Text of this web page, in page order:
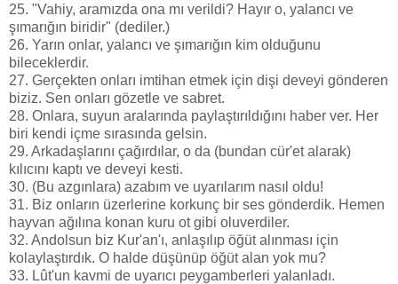
25. "Vahiy, aramızda ona mı verildi? Hayır o, yalancı ve
şımarığın biridir" (dediler.)
26. Yarın onlar, yalancı ve şımarığın kim olduğunu
bileceklerdir.
27. Gerçekten onları imtihan etmek için dişi deveyi gönderen
biziz. Sen onları gözetle ve sabret.
28. Onlara, suyun aralarında paylaştırıldığını haber ver. Her
biri kendi içme sırasında gelsin.
29. Arkadaşlarını çağırdılar, o da (bundan cür'et alarak)
kılıcını kaptı ve deveyi kesti.
30. (Bu azgınlara) azabım ve uyarılarım nasıl oldu!
31. Biz onların üzerlerine korkunç bir ses gönderdik. Hemen
hayvan ağılına konan kuru ot gibi oluverdiler.
32. Andolsun biz Kur'an'ı, anlaşılıp öğüt alınması için
kolaylaştırdık. O halde düşünüp öğüt alan yok mu?
33. Lût'un kavmi de uyarıcı peygamberleri yalanladı.